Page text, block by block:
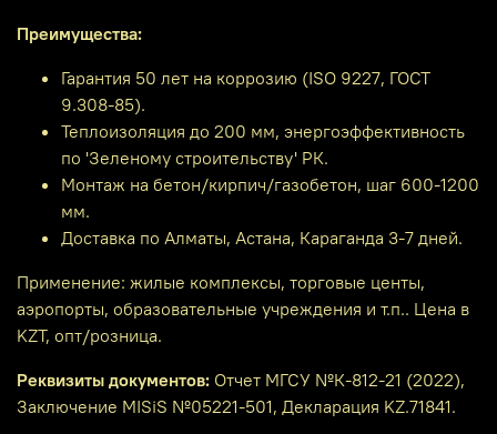
Преимущества:
Гарантия 50 лет на коррозию (ISO 9227, ГОСТ
9.308-85).
Теплоизоляция до 200 мм, энергоэффективность
по 'Зеленому строительству' РК.
Монтаж на бетон/кирпич/газобетон, шаг 600-1200
мм.
Доставка по Алматы, Астана, Караганда 3-7 дней.
Применение: жилые комплексы, торговые центы,
аэропорты, образовательные учреждения и т.п.. Цена в
KZT, опт/розница.
Реквизиты документов: Отчет МГСУ №К-812-21 (2022),
Заключение MISiS №05221-501, Декларация KZ.71841.